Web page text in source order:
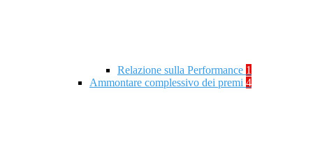
Relazione sulla Performance 1
Ammontare complessivo dei premi 4